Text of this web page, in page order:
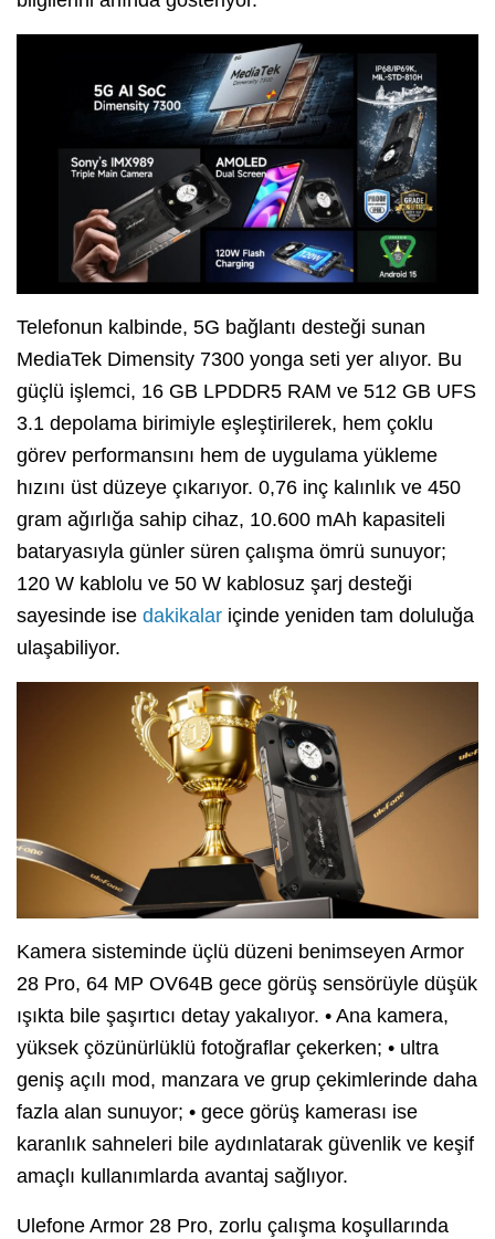
Telefonun kalbinde, 5G bağlantı desteği sunan
MediaTek Dimensity 7300 yonga seti yer alıyor. Bu
güçlü işlemci, 16 GB LPDDR5 RAM ve 512 GB UFS
3.1 depolama birimiyle eşleştirilerek, hem çoklu
görev performansını hem de uygulama yükleme
hızını üst düzeye çıkarıyor. 0,76 inç kalınlık ve 450
gram ağırlığa sahip cihaz, 10.600 mAh kapasiteli
bataryasıyla günler süren çalışma ömrü sunuyor;
120 W kablolu ve 50 W kablosuz şarj desteği
sayesinde ise dakikalar içinde yeniden tam doluluğa
ulaşabiliyor.
Kamera sisteminde üçlü düzeni benimseyen Armor
28 Pro, 64 MP OV64B gece görüş sensörüyle düşük
ışıkta bile şaşırtıcı detay yakalıyor. • Ana kamera,
yüksek çözünürlüklü fotoğraflar çekerken; • ultra
geniş açılı mod, manzara ve grup çekimlerinde daha
fazla alan sunuyor; • gece görüş kamerası ise
karanlık sahneleri bile aydınlatarak güvenlik ve keşif
amaçlı kullanımlarda avantaj sağlıyor.
Ulefone Armor 28 Pro, zorlu çalışma koşullarında